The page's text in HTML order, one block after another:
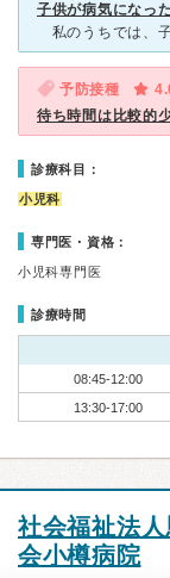
子供が病気になっ
予防接種
待ち時間は比較的
診療科目：
小児科
専門医・資格：
小児科専門医
診療時間
08:45-12:00
13:30-17:00
社会福祉法
会小樽病院